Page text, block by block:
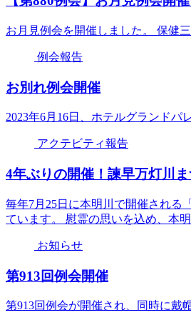
お月見例会を開催しました。 保健
例会報告
お別れ例会開催
2023年6月16日、ホテルグランドパ
アクテビティ報告
4年ぶりの開催！諫早万灯川
毎年7月25日に本明川で開催される
ています。 慰霊の思いを込め、本
お知らせ
第913回例会開催
第913回例会が開催され、同時に戴